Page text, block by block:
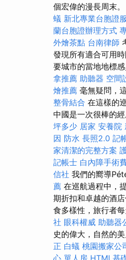
個宏偉的漫長周末
蟻 新北專業台胞證
蘭台胞證辦理方式
外燴茶點 台南律師
發現所有適合可用
要城市的當地地標
拿推薦 助聽器 空間
燴推薦 毫無疑問，
整骨結合 在這樣的
中國是一次很棒的
坪多少 居家 安養院
因 防水 長照2.0 記
家清潔的完整方案
記帳士 白內障手術
信社 我們的嚮導
薦 在巡航過程中，
期折扣和卓越的酒
食多樣性，旅行者
社 眼科權威 助聽器
史的偉大，自然的
正 白蟻 桃園搬家公
心 單人房 HTML基